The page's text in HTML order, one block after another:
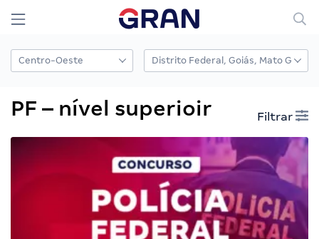
PF – nível superioir Filtrar